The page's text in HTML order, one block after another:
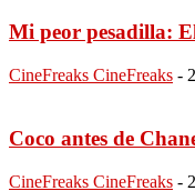
Mi peor pesadilla:
CineFreaks CineFreaks -
Coco antes de
CineFreaks CineFreaks -